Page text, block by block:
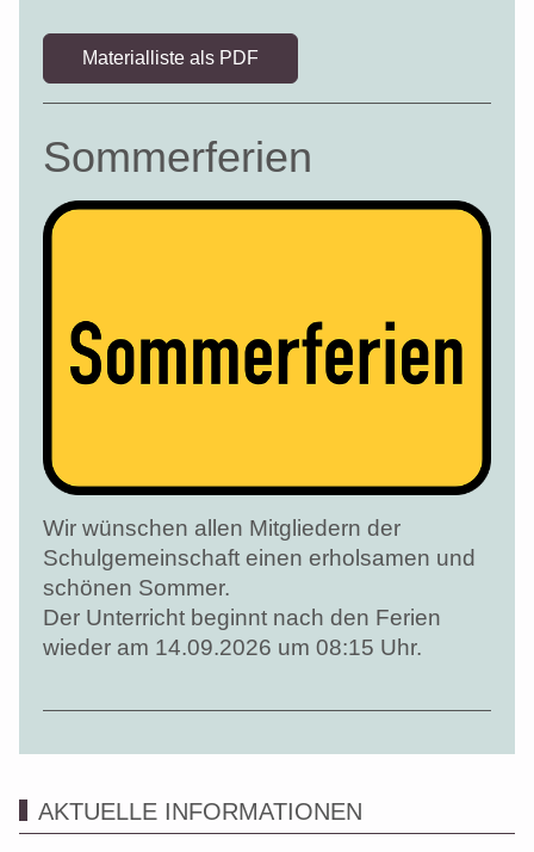
Materialliste als PDF
Sommerferien
Wir wünschen allen Mitgliedern der
Schulgemeinschaft einen erholsamen und
schönen Sommer.
Der Unterricht beginnt nach den Ferien
wieder am 14.09.2026 um 08:15 Uhr.
AKTUELLE INFORMATIONEN